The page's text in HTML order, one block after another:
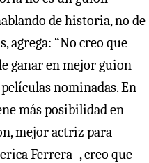
de historia, no de
agrega: “No creo que
ganar en mejor guion
nominadas. En
más posibilidad en
mejor actriz para
Ferrera–, creo que